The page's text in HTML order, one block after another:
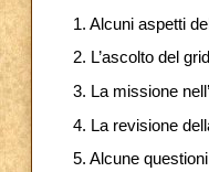
1. Alcuni aspetti
2. L’ascolto del
3. La missione
4. La revisione
5. Alcune